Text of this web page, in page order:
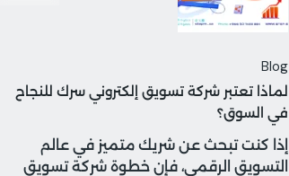
Blog
لماذا تعتبر شركة تسويق إلكتروني سرك للنجاح
في السوق؟
إذا كنت تبحث عن شريك متميز في عالم
التسويق الرقمي، فإن خطوة شركة تسويق